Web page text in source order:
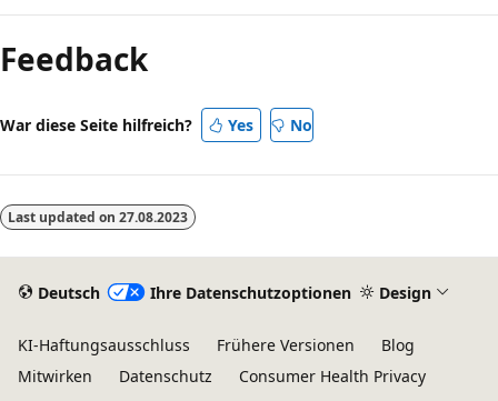
deaktiviert
Feedback
War diese Seite hilfreich? Yes No
Last updated on 27.08.2023
Deutsch Ihre Datenschutzoptionen Design
KI-Haftungsausschluss Frühere Versionen
Blog
Mitwirken
Datenschutz
Consumer Health Privacy